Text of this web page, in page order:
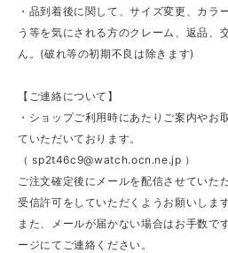
・品到着後に関して、サイズ変更、カラ
う等を気にされる方のクレーム、返品、
ん。(破れ等の初期不良は除きます)
【ご連絡について】
・ショップご利用時にあたりご案内やお
ていただいております。
（sp2t46c9@watch.ocn.ne.jp ）
ご注文確定後にメールを配信させていた
受信許可をしていただくようお願いします
また、メールが届かない場合はお手数で
ージにてご連絡ください。